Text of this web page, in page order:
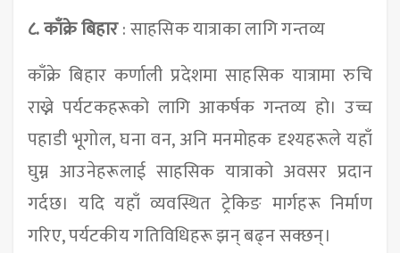
८.काँक्रे बिहार: साहसिक यात्राका लागि गन्तव्य
काँक्रे बिहार कर्णाली प्रदेशमा साहसिक यात्रामा रुचि
राख्ने पर्यटकहरूको लागि आकर्षक गन्तव्य हो। उच्च
पहाडी भूगोल, घना वन, अनि मनमोहक दृश्यहरूले यहाँ
घुम्न आउनेहरूलाई साहसिक यात्राको अवसर प्रदान
गर्दछ। यदि यहाँ व्यवस्थित ट्रेकिङ मार्गहरू निर्माण
गरिए, पर्यटकीय गतिविधिहरू झन् बढ्न सक्छन्।